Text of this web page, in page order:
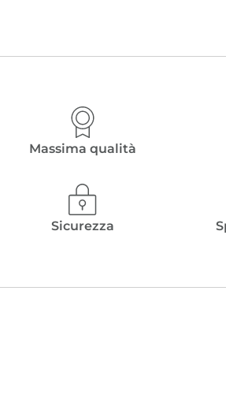
Massima qualità
Sicurezza